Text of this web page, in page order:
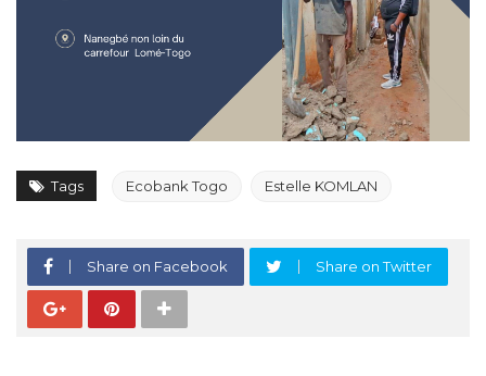
Tags Ecobank Togo Estelle KOMLAN
Share on Facebook Share on Twitter